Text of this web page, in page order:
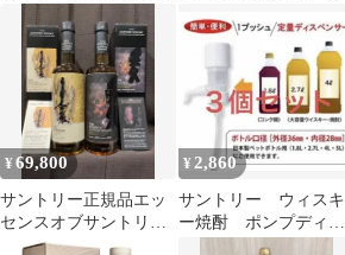
存容器
¥69,800
サントリー正規品エッ
センスオブサントリー
ウィスキー第5弾2本セ
¥ 2,860
サントリー ウィスキ
ー焼酎 ポンプディス
ペンサー 【3個】